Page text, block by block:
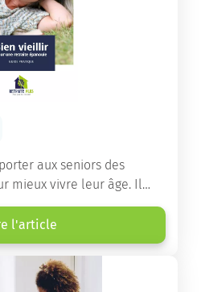
aux seniors des
mieux vivre leur âge. Il
Comment
à l’alimentation...
l'article